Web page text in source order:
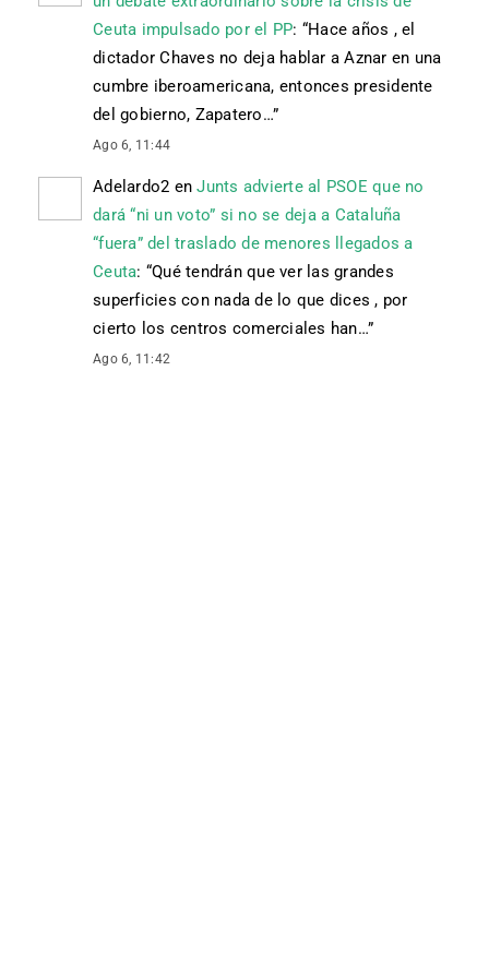
Ceuta impulsado por el PP: “Hace años , el
dictador Chaves no deja hablar a Aznar en una
cumbre iberoamericana, entonces presidente
del gobierno, Zapatero…”
Ago 6, 11:44
Adelardo2 enJunts advierte al PSOE que no
dará “ni un voto” si no se deja a Cataluña
“fuera” del traslado de menores llegados a
Ceuta: “Qué tendrán que ver las grandes
superficies con nada de lo que dices , por
cierto los centros comerciales han…”
Ago 6, 11:42